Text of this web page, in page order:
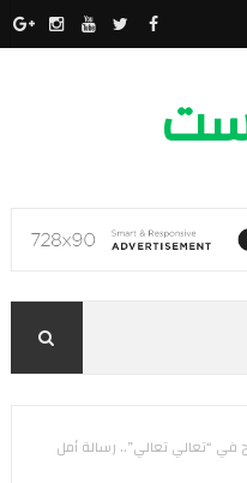
“تعالي تعالي”.. رسالة أمل